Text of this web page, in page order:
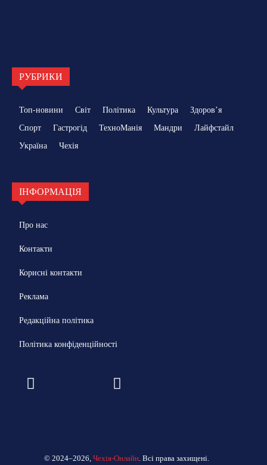
РУБРИКИ
Топ-новини Світ Політика Культура
Здоровʼя
Спорт
Гастрогід ТехноМанія Мандри
Лайфстайл
Україна
Чехія
ІНФОРМАЦІЯ
Про нас
Контакти
Корисні контакти
Реклама
Редакційна політика
Політика конфіденційності
© 2024–2026,Чехія-Онлайн . Всі права захищені.